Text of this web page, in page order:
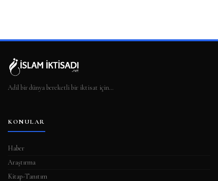
Adil bir dünya bereketli bir iktisat için…
KONULAR
Haber
Araştırma
Kitap-Tanıtım